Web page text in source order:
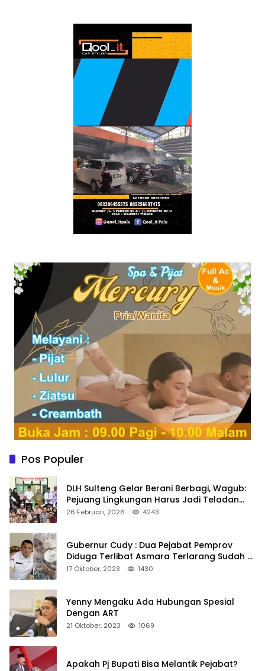
Pos Populer
DLH Sulteng Gelar Berani Berbagi, Wagub:
Pejuang Lingkungan Harus Jadi Teladan
Kepedulian
26 Februari, 2026 4243
Gubernur Cudy : Dua Pejabat Pemprov
Diduga Terlibat Asmara Terlarang Sudah di
Non Job
17 Oktober, 2023 1430
Yenny Mengaku Ada Hubungan Spesial
Dengan ART
21 Oktober, 2023 1069
Apakah Pj Bupati Bisa Melantik Pejabat?